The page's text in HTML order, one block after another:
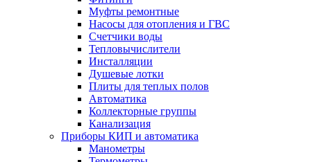
Муфты ремонтные
Насосы для отопления и ГВС
Счетчики воды
Тепловычислители
Инсталляции
Душевые лотки
Плиты для теплых полов
Автоматика
Коллекторные группы
Канализация
Приборы КИП и автоматика
Манометры